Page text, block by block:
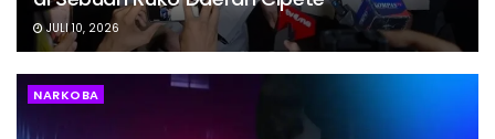
JULI 10, 2026
NARKOBA